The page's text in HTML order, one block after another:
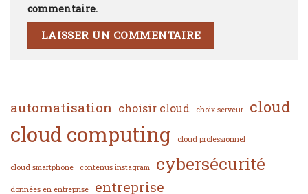
commentaire.
automatisation choisir cloud choix serveur cloud
cloud computing cloud professionnel
cloud smartphone contenus instagram cybersécurité
données en entreprise entreprise